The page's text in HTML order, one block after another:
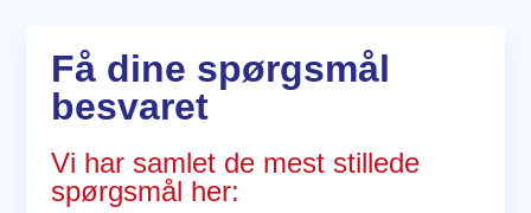
Få dine spørgsmål
besvaret
Vi har samlet de mest stillede
spørgsmål her: